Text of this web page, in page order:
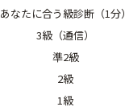
あなたに合う級診断（1分）
3級（通信）
準2級
2級
1級